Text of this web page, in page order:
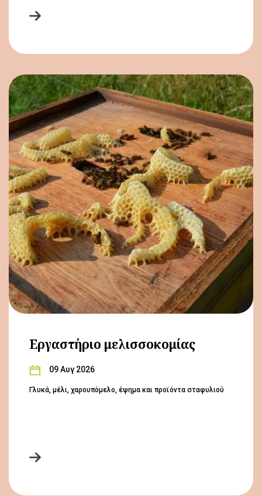
Εργαστήριο μελισσοκομίας
09 Αυγ 2026
Γλυκά, μέλι, χαρουπόμελο, έψημα και προϊόντα σταφυλιού